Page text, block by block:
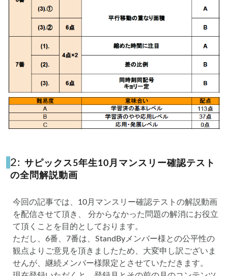
2: サピックス5年生10月マンスリー確認テスト
の全問解説動画
今回の記事では、10月マンスリー確認テストの解説動画
を配信させて頂き、 分からなかった問題の解消にお役立
て頂くことを目的としております。
ただし、6番、7番は、StandByメンバー様との公平性の
観点よりご意見を頂きましたため、大変申し訳ございま
せんが、継続メンバー様限定とさせていただきます。